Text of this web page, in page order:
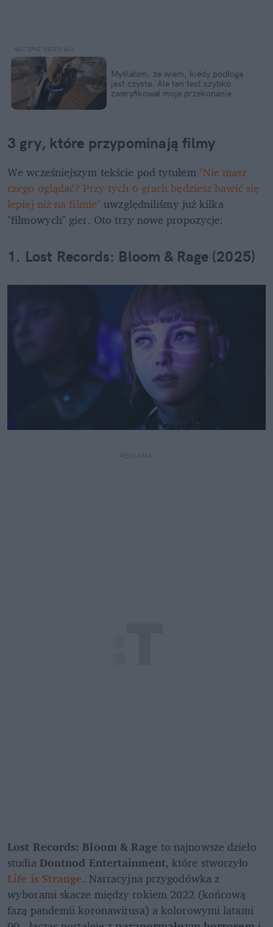
Myślałam, że wiem, kiedy podłoga
jest czysta. Ale ten test szybko
zweryfikował moje przekonanie
3 gry, które przypominają filmy
We wcześniejszym tekście pod tytułem "Nie masz
czego oglądać? Przy tych 6 grach będziesz bawić się
lepiej niż na filmie" uwzględniliśmy już kilka
"filmowych" gier. Oto trzy nowe propozycje:
1. Lost Records: Bloom & Rage (2025)
REKLAMA
Lost Records: Bloom & Rage to najnowsze dzieło
studia Dontnod Entertainment
Life is Strange. Narracyjna przygodówka z
wyborami skacze między rokiem 2022 (końcową
fazą pandemii koronawirusa) a kolorowymi latami